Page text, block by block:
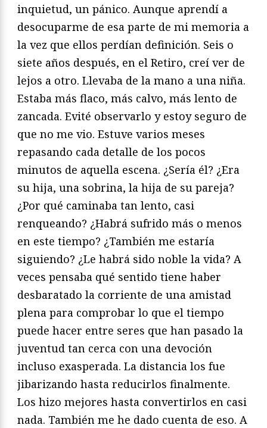
inquietud, un pánico. Aunque aprendí a
desocuparme de esa parte de mi memoria a
la vez que ellos perdían definición. Seis o
siete años después, en el Retiro, creí ver de
lejos a otro. Llevaba de la mano a una niña.
Estaba más flaco, más calvo, más lento de
zancada. Evité observarlo y estoy seguro de
que no me vio. Estuve varios meses
repasando cada detalle de los pocos
minutos de aquella escena. ¿Sería él? ¿Era
su hija, una sobrina, la hija de su pareja?
¿Por qué caminaba tan lento, casi
renqueando? ¿Habrá sufrido más o menos
en este tiempo? ¿También me estaría
siguiendo? ¿Le habrá sido noble la vida? A
veces pensaba qué sentido tiene haber
desbaratado la corriente de una amistad
plena para comprobar lo que el tiempo
puede hacer entre seres que han pasado la
juventud tan cerca con una devoción
incluso exasperada. La distancia los fue
jibarizando hasta reducirlos finalmente.
Los hizo mejores hasta convertirlos en casi
nada. También me he dado cuenta de eso. A